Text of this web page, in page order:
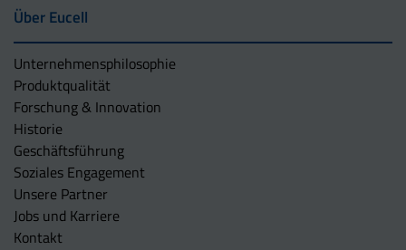
Über Eucell
Unternehmens­philosophie
Produktqualität
Forschung & Innovation
Historie
Geschäftsführung
Soziales Engagement
Unsere Partner
Jobs und Karriere
Kontakt